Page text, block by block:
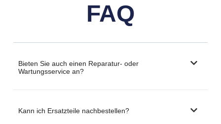
FAQ
Bieten Sie auch einen Reparatur- oder
Wartungsservice an?
Kann ich Ersatzteile nachbestellen?